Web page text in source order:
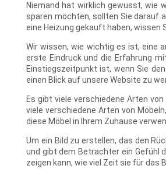
Niemand hat wirklich gewusst, wie
sparen möchten, sollten Sie darauf
eine Heizung gekauft haben, wissen
Wir wissen, wie wichtig es ist, eine
erste Eindruck und die Erfahrung
Einstiegszeitpunkt ist, wenn Sie
einen Blick auf unsere Website zu
Es gibt viele verschiedene Arten
viele verschiedene Arten von
diese Möbel in Ihrem Zuhause
Um ein Bild zu erstellen, das den
und gibt dem Betrachter ein Gefühl
zeigen kann, wie viel Zeit sie für das